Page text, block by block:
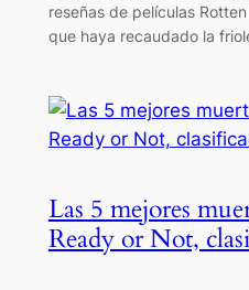
reseñas de películas
que haya recaudado la
Las 5 mejores
Ready or Not,